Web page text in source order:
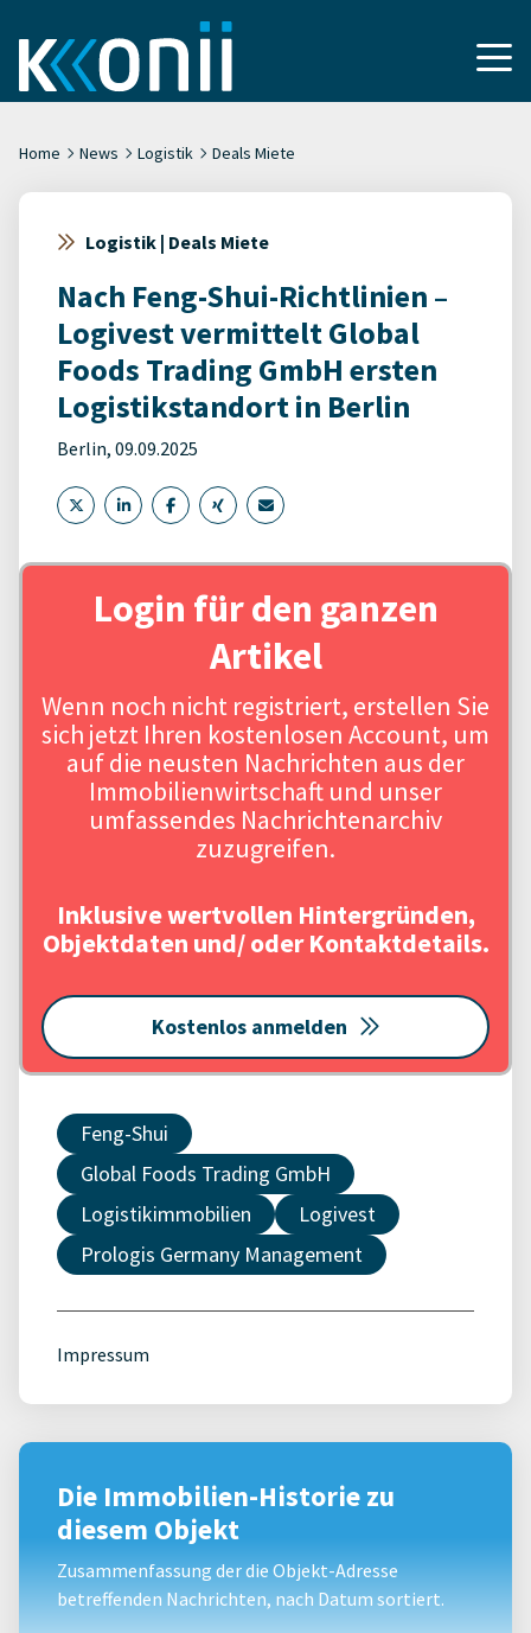
Home News Logistik Deals Miete
Logistik | Deals Miete
Nach Feng-Shui-Richtlinien –
Logivest vermittelt Global
Foods Trading GmbH ersten
Logistikstandort in Berlin
Berlin, 09.09.2025
Login für den ganzen
Artikel
Wenn noch nicht registriert, erstellen Sie
sich jetzt Ihren kostenlosen Account, um
auf die neusten Nachrichten aus der
Immobilienwirtschaft und unser
umfassendes Nachrichtenarchiv
zuzugreifen.
Inklusive wertvollen Hintergründen,
Objektdaten und/ oder Kontaktdetails.
Kostenlos anmelden
Feng-Shui
Global Foods Trading GmbH
Logistikimmobilien
Logivest
Prologis Germany Management
Impressum
Die Immobilien-Historie zu
diesem Objekt
Zusammenfassung der die Objekt-Adresse
betreffenden Nachrichten, nach Datum sortiert.